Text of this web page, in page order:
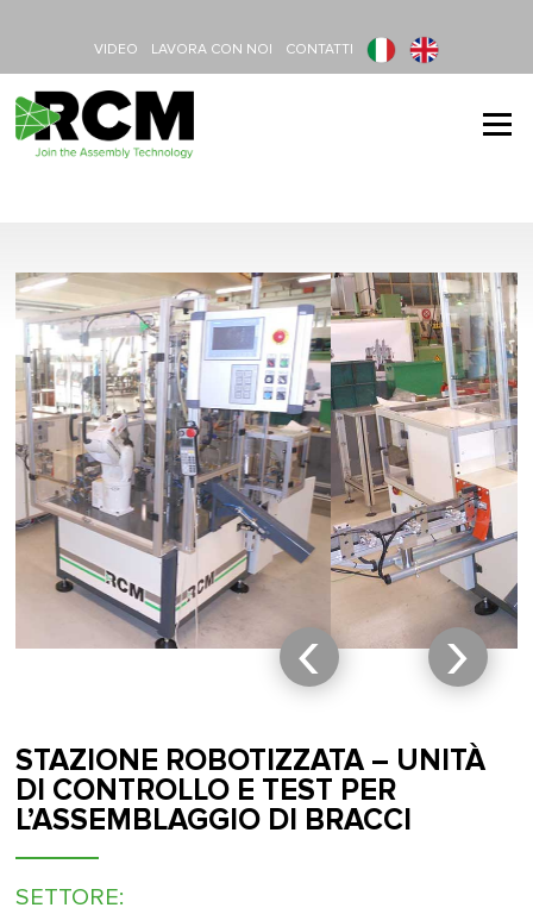
VIDEO LAVORA CON NOI CONTATTI
Menu
‹ ›
STAZIONE ROBOTIZZATA – UNITÀ
DI CONTROLLO E TEST PER
L’ASSEMBLAGGIO DI BRACCI
SETTORE: